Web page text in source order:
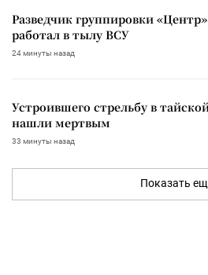
Разведчик группировки
работал в тылу ВСУ
24 минуты назад
Устроившего стрельбу в
нашли мертвым
33 минуты назад
Показать